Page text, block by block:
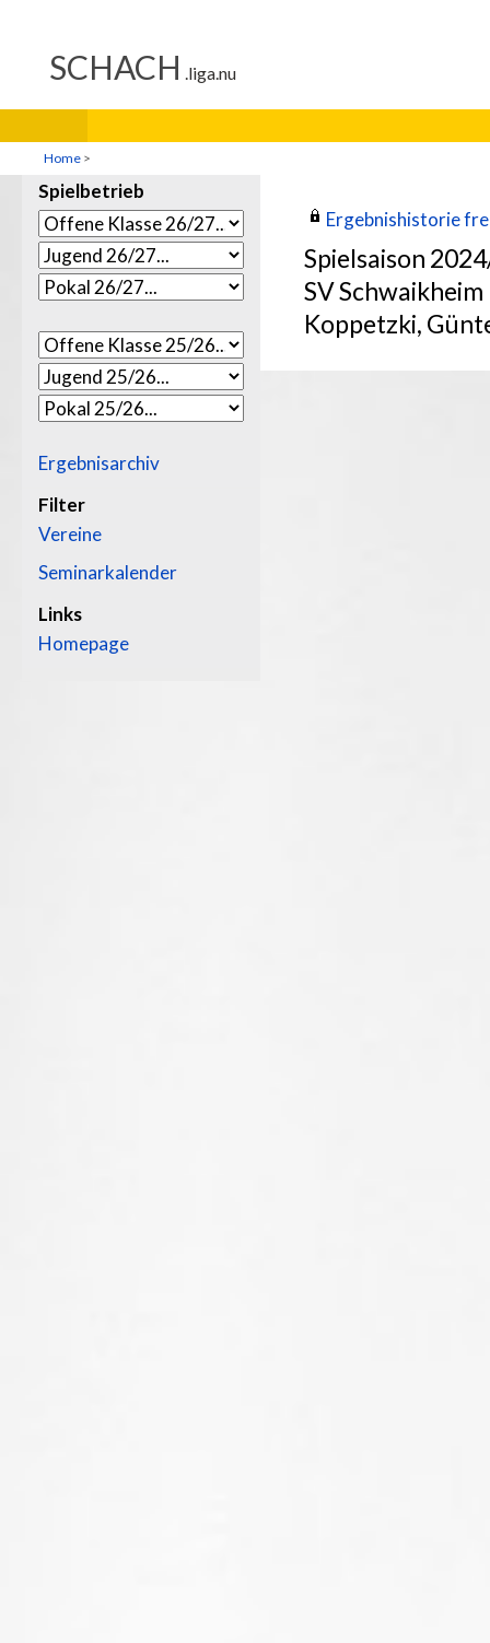
Home >
Spielbetrieb
Ergebnisarchiv
Filter
Vereine
Seminarkalender
Links
Homepage
Ergebnishistorie
Spielsaison
SV Schwaikheim
Koppetzki,